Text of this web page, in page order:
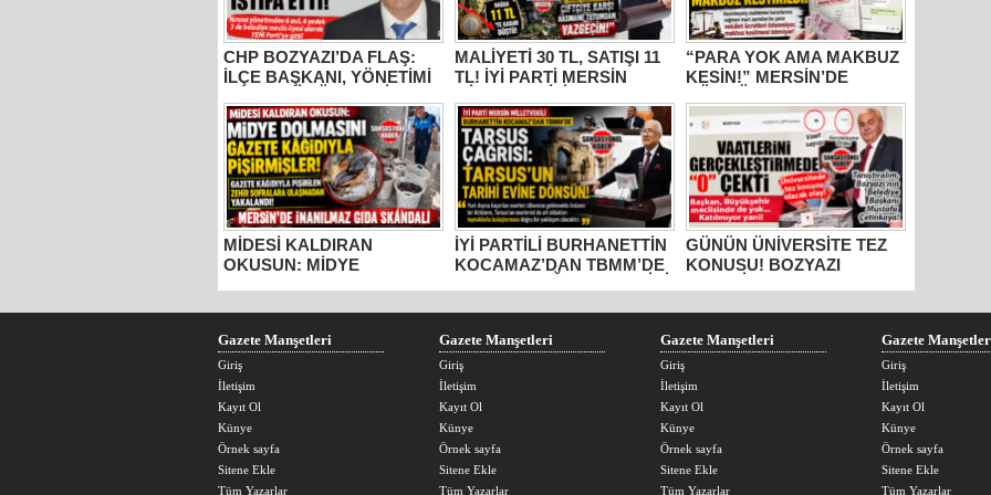
CHP BOZYAZI’DA FLAŞ:
İLÇE BAŞKANI, YÖNETİMİ
VE MECLİS ÜYELERİ
PARTİDEN AYRILDI, YENİ
PARTİ’YE GİTTİ!
MALİYETİ 30 TL, SATIŞI 11
TL! İYİ PARTİ MERSİN
MİLLETVEKİLİ
BURHANETTİN
KOCAMAZ’DAN İKTİDARA
“ÜZÜM” TEPKİSİ: “BU
KADAR VİCDANSIZLIK
YAPMAYIN!”
“PARA YOK AMA MAKBUZ
KESİN!” MERSİN’DE
GÜMRÜKTE SKANDAL
YAZIŞMALAR!
MİDESİ KALDIRAN
OKUSUN: MİDYE
KÂĞIDIYLA PİŞİRMİŞLER!
MERSİN’DE İNANILMAZ
İYİ PARTİLİ BURHANETTİN
KOCAMAZ’DAN TBMM’DE
TARSUS ÇAĞRISI: “TARİHİ
ESERLER AİT OLDUĞU
TOPRAKLARA DÖNMELİ!”
GÜNÜN ÜNİVERSİTE TEZ
KONUSU! BOZYAZI
BELEDİYE BAŞKANI
MUSTAFA ÇETİNKAYA’NIN
2 YILLIK KARNESİ
SIFIR ÇEKTİ”
Gazete Manşetleri
Giriş
İletişim
Kayıt Ol
Künye
Örnek sayfa
Sitene Ekle
Tüm Yazarlar
Gazete Manşetleri
Giriş
İletişim
Kayıt Ol
Künye
Örnek sayfa
Sitene Ekle
Tüm Yazarlar
Gazete Manşetleri
Giriş
İletişim
Kayıt Ol
Künye
Örnek sayfa
Sitene Ekle
Tüm Yazarlar
Gazete
Giriş
İletişim
Kayıt Ol
Künye
Örnek sayfa
Sitene Ekle
Tüm Yazarlar